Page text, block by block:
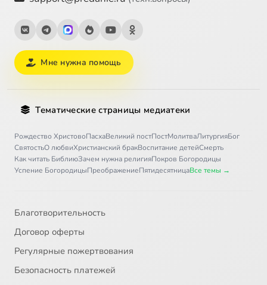
Мне нужна помощь
Тематические страницы медиатеки
Рождество ХристовоПасхаВеликий постПостМолитваЛитургияБог
СвятостьО любвиХристианский бракВоспитание детейСмерть
Как читать БиблиюЗачем нужна религияПокров Богородицы
Успение БогородицыПреображениеПятидесятницаВсе темы →
Благотворительность
Договор оферты
Регулярные пожертвования
Безопасность платежей